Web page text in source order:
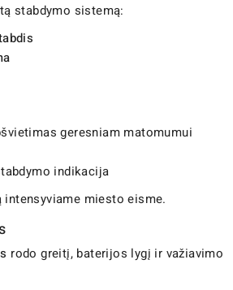
stabdymo sistemą:
geresniam matomumui
indikacija
intensyviame miesto eisme.
rodo greitį, baterijos lygį ir važiavimo